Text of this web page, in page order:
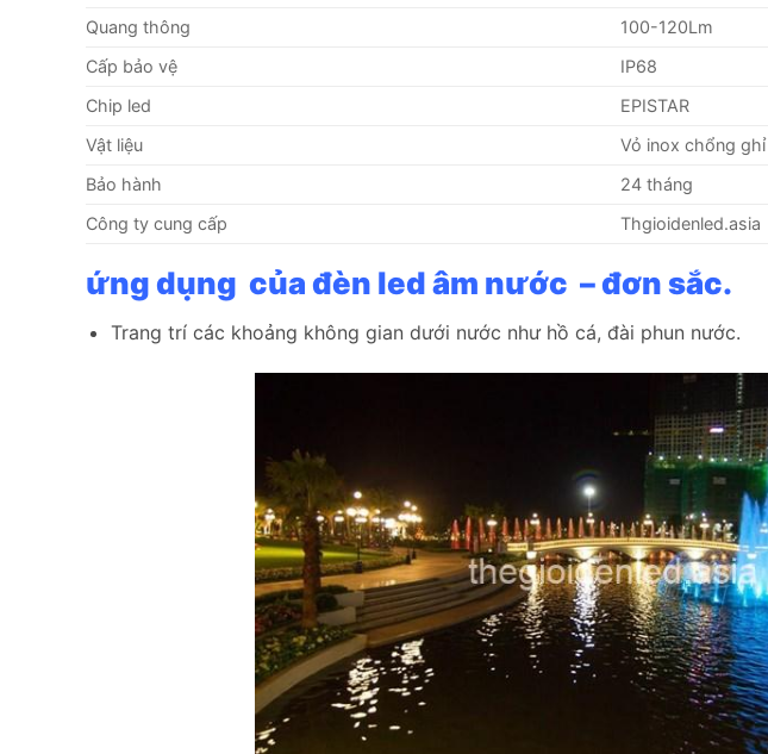
Quang thông
100-120Lm
Cấp bảo vệ
IP68
Chip led
EPISTAR
Vật liệu
Vỏ inox chổng ghỉ
Bảo hành
24 tháng
Công ty cung cấp
Thgioidenled.asia
ứng dụng của đèn led âm nước – đơn sắc.
Trang trí các khoảng không gian dưới nước như hồ cá, đài phun nước.